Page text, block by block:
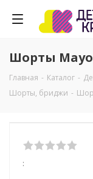
Шорты
Главная - Каталог -
Шорты, бриджи -
: